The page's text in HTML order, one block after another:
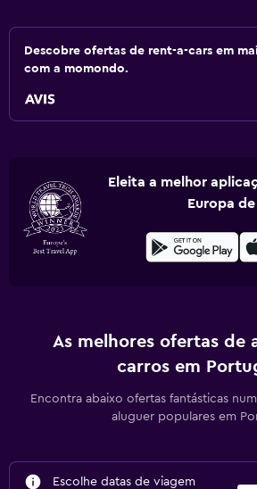
Descobre ofertas de rent-a-cars em
com a momondo.
Eleita a melhor
Europa
As melhores ofertas de
carros em
Encontra abaixo ofertas fantásticas
aluguer populares em
Escolhe datas de viagem